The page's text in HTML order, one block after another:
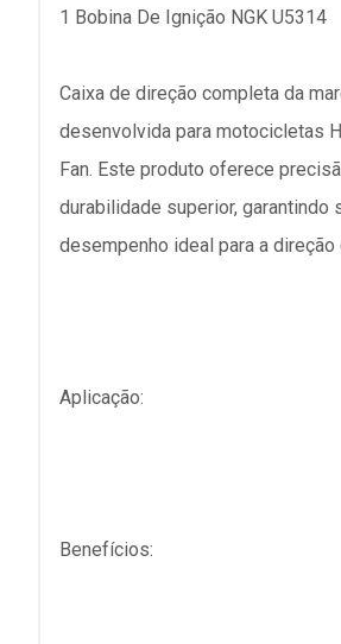
1 Bobina De Ignição NGK U5314
Caixa de direção completa da
desenvolvida para motocicletas
Fan. Este produto oferece
durabilidade superior, garantindo
desempenho ideal para a
Aplicação:
Benefícios: